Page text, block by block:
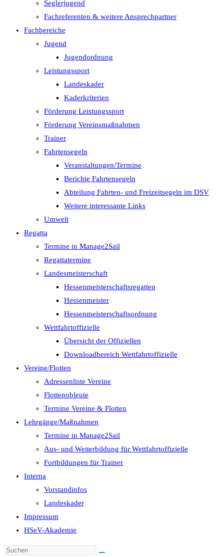
Seglerjugend
Fachreferenten & weitere Ansprechpartner
Fachbereiche
Jugend
Jugendordnung
Leistungssport
Landeskader
Kaderkriterien
Förderung Leistungssport
Förderung Vereinsmaßnahmen
Trainer
Fahrtensegeln
Veranstaltungen/Termine
Berichte Fahrtensegeln
Abteilung Fahrten- und Freizeitsegeln im DSV
Weitere interessante Links
Umwelt
Regatta
Termine in Manage2Sail
Regattatermine
Landesmeisterschaft
Hessenmeisterschaftsregatten
Hessenmeister
Hessenmeisterschaftsordnung
Wettfahrtoffizielle
Übersicht der Offiziellen
Downloadbereich Wettfahrtoffizielle
Vereine/Flotten
Adressenliste Vereine
Flottenobleute
Termine Vereine & Flotten
Lehrgänge/Maßnahmen
Termine in Manage2Sail
Aus- und Weiterbildung für Wettfahrtoffizielle
Fortbildungen für Trainer
Interna
Vorstandinfos
Landeskader
Impressum
HSeV-Akademie